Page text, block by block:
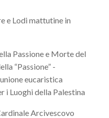
e Lodi mattutine in
Passione e Morte del
“Passione” -
eucaristica
i Luoghi della Palestina
Arcivescovo